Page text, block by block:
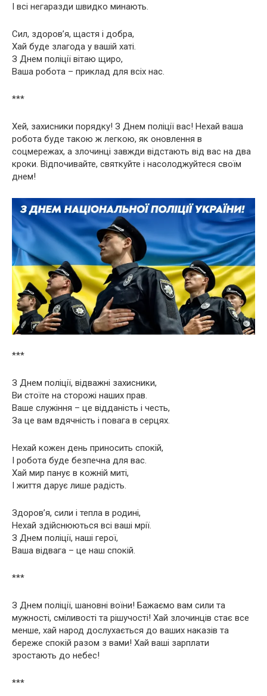
І всі негаразди швидко минають.
Сил, здоров’я, щастя і добра,
Хай буде злагода у вашій хаті.
З Днем поліції вітаю щиро,
Ваша робота – приклад для всіх нас.
***
Хей, захисники порядку! З Днем поліції вас! Нехай ваша
робота буде такою ж легкою, як оновлення в
соцмережах, а злочинці завжди відстають від вас на два
кроки. Відпочивайте, святкуйте і насолоджуйтеся своїм
днем!
***
З Днем поліції, відважні захисники,
Ви стоїте на сторожі наших прав.
Ваше служіння – це відданість і честь,
За це вам вдячність і повага в серцях.
Нехай кожен день приносить спокій,
І робота буде безпечна для вас.
Хай мир панує в кожній миті,
І життя дарує лише радість.
Здоров’я, сили і тепла в родині,
Нехай здійснюються всі ваші мрії.
З Днем поліції, наші герої,
Ваша відвага – це наш спокій.
***
З Днем поліції, шановні воїни! Бажаємо вам сили та
мужності, сміливості та рішучості! Хай злочинців стає все
менше, хай народ дослухається до ваших наказів та
береже спокій разом з вами! Хай ваші зарплати
зростають до небес!
***